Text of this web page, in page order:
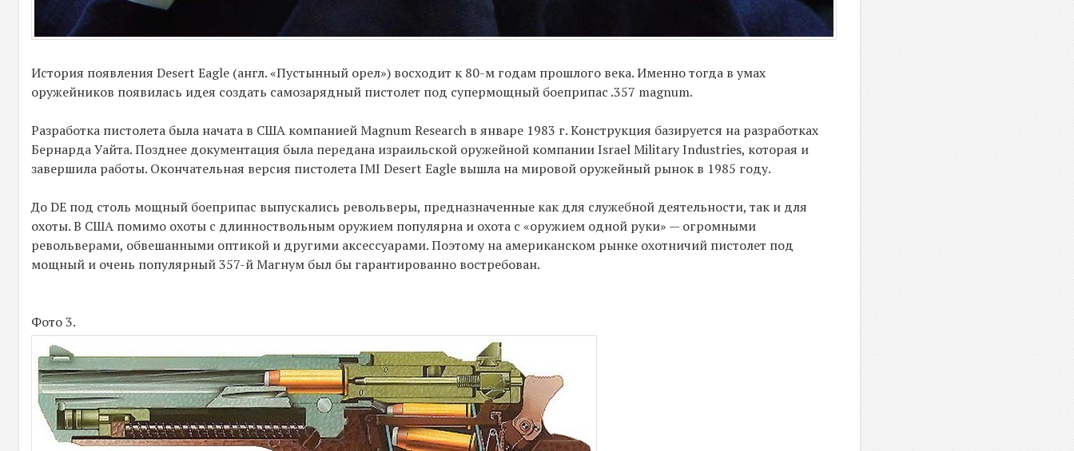
История появления Desert Eagle (англ. «Пус­тынный орел») восходит к 80-м годам прошлого века. Именно тогда в умах
оружейников по­яви­лась идея создать самозарядный пистолет под супермощный боеприпас .357 magnum.
Разработка пистолета была начата в США компанией Magnum Research в январе 1983 г. Конструкция базируется на разработках
Бернарда Уайта. Позднее документация была передана израильской оружейной компании Israel Military Industries, которая и
завершила работы. Окончательная версия пистолета IMI Desert Eagle вышла на мировой оружейный рынок в 1985 году.
До DE под столь мощный боеприпас выпускались револьверы, предназначенные как для служебной деятельности, так и для
охоты. В США помимо охоты с длинноствольным оружием популярна и охота с «оружием одной руки» — огромными
револьверами, обвешанными оптикой и другими аксессуарами. Поэтому на американском рынке охотничий пистолет под
мощный и очень популярный 357-й Магнум был бы гарантированно востребован.
Фото 3.